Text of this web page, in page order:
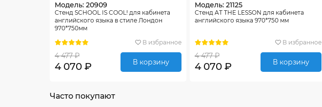
Модель: 20909
Стенд SCHOOL IS COOL! для кабинета
английского языка в стиле Лондон
970*750мм
В избранное
4 477 ₽
4 070 ₽ В корзину
Модель: 21125
Стенд AT THE LESSON для кабинета
английского языка 970*750 мм
В избранное
4 477 ₽
4 070 ₽ В корзину
Часто покупают